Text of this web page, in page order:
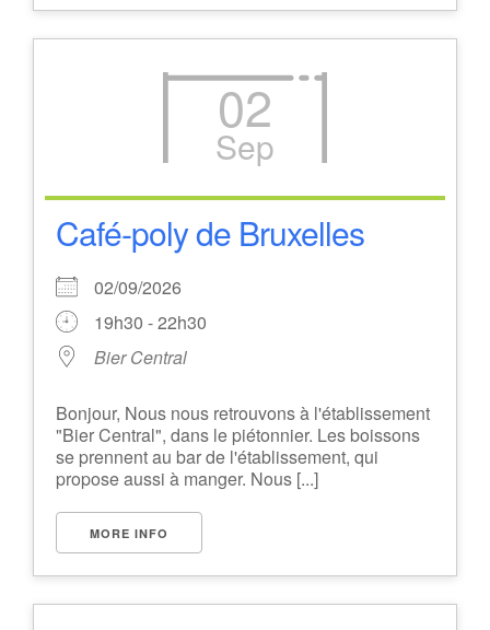
02
Sep
Café-poly de Bruxelles
02/09/2026
19h30 - 22h30
Bier Central
Bonjour, Nous nous retrouvons à l'établissement
"Bier Central", dans le piétonnier. Les boissons
se prennent au bar de l'établissement, qui
propose aussi à manger. Nous [...]
MORE INFO